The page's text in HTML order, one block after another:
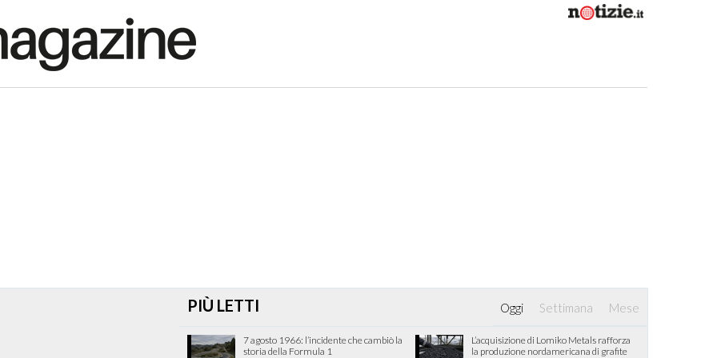
PIÙ LETTI Oggi Settimana Mese
7 agosto 1966: l’incidente che cambiò la
storia della Formula 1
L’acquisizione di Lomiko Metals rafforza
la produzione nordamericana di grafite